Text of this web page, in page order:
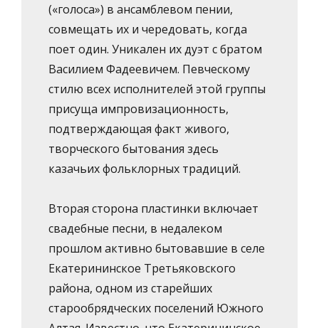
(«голоса») в ансамблевом пении,
совмещать их и чередовать, когда
поет один. Уникален их дуэт с братом
Василием Фадеевичем. Певческому
стилю всех исполнителей этой группы
присуща импровизационность,
подтверждающая факт живого,
творческого бытования здесь
казачьих фольклорных традиций.
Вторая сторона пластинки включает
свадебные песни, в недалеком
прошлом активно бытовавшие в селе
Екатерининское Третьяковского
района, одном из старейших
старообрядческих поселений Южного